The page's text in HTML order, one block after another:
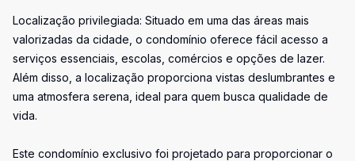
Localização privilegiada: Situado em uma das áreas mais
valorizadas da cidade, o condomínio oferece fácil acesso a
serviços essenciais, escolas, comércios e opções de lazer.
Além disso, a localização proporciona vistas deslumbrantes e
uma atmosfera serena, ideal para quem busca qualidade de
vida.
Este condomínio exclusivo foi projetado para proporcionar o